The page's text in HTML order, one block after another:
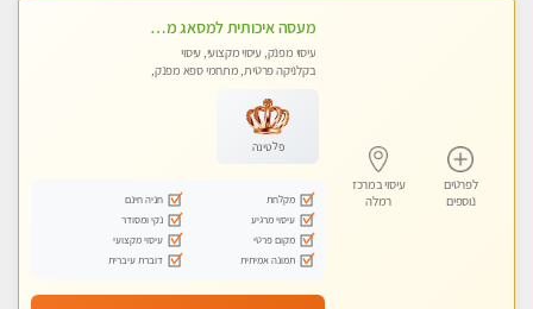
לפרטים
נוספים
עיסוי במרכז
רמלה
מעסה איכותית למסאג מפנק ומקצועי ביותר
עיסוי מפנק, עיסוי מקצועי, עיסוי
בקלניקה פרטית, מתחמי ספא מפנק,
פלטינה
מקלחת
חניה חינם
עיסוי מרגיע
נקי ומסודר
מקום פרטי
עיסוי מקצועי
תמונה אמיתית
דוברת עיברית